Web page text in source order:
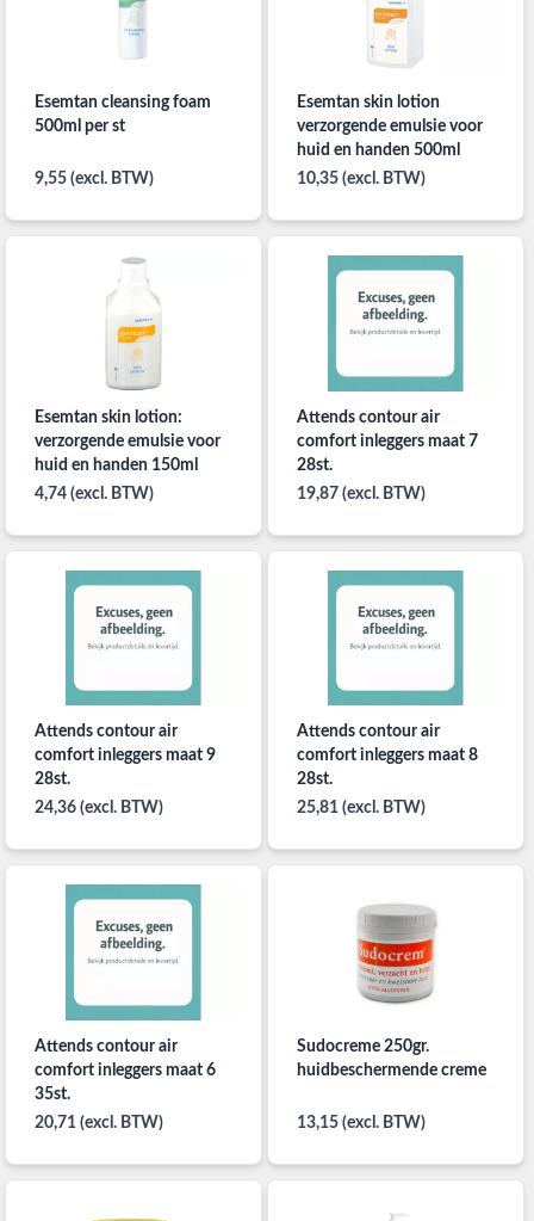
Esemtan cleansing foam
500ml per st
9,55 (excl. BTW)
Esemtan skin lotion
verzorgende emulsie voor
huid en handen 500ml
10,35 (excl. BTW)
Esemtan skin lotion:
verzorgende emulsie voor
huid en handen 150ml
4,74 (excl. BTW)
Attends contour air
comfort inleggers maat 7
28st.
19,87 (excl. BTW)
Attends contour air
comfort inleggers maat 9
28st.
24,36 (excl. BTW)
Attends contour air
comfort inleggers maat 8
28st.
25,81 (excl. BTW)
Attends contour air
comfort inleggers maat 6
35st.
20,71 (excl. BTW)
Sudocreme 250gr.
huidbeschermende creme
13,15 (excl. BTW)